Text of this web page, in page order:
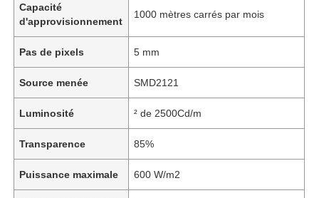
Capacité
d'approvisionnement
1000 mètres carrés par mois
Pas de pixels 5 mm
Source menée SMD2121
Luminosité ² de 2500Cd/m
Transparence 85%
Puissance maximale 600 W/m2